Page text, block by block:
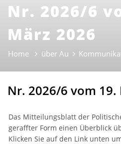
Nr. 2026/6
März 2026
Home über Au
Nr. 2026/6 vom 19.
Das Mitteilungsblatt der
geraffter Form einen Überblick
Klicken Sie auf den Link unten